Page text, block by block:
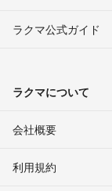
ラクマ公式ガイド
ラクマについて
会社概要
利用規約